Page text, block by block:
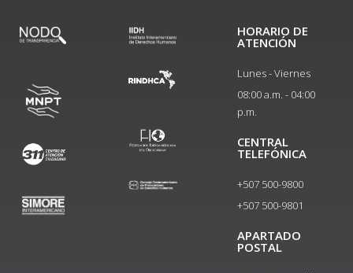
HORARIO DE
ATENCIÓN
Lunes - Viernes
08:00 a.m. - 04:00
p.m.
CENTRAL
TELEFÓNICA
+507 500-9800
+507 500-9801​
APARTADO
POSTAL